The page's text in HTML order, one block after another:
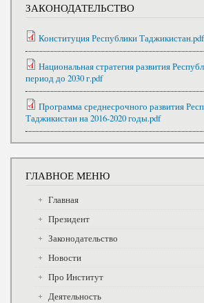
ЗАКОНОДАТЕЛЬСТВО
Конституция Республики Таджикистан.pdf
Национальная стратегия развития
период до 2030 г.pdf
Программа среднесрочного развития
Таджикистан на 2016-2020 годы.pdf
ГЛАВНОЕ МЕНЮ
Главная
Президент
Законодательство
Новости
Про Институт
Деятельность